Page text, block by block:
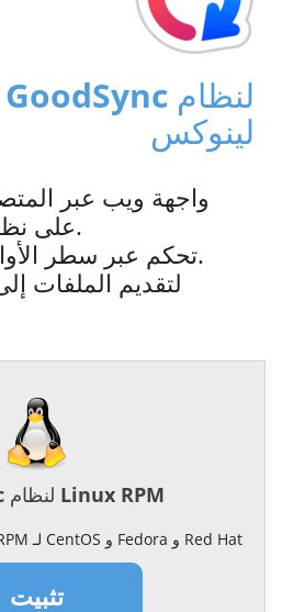
لينوكس
واجهة ويب عبر
على نظام لينوكس (جديد!).
تحكم عبر سطر الأوامر للبرمجة النصية.
GoodSync لنظام Linux RPM
مثبت RPM لـ CentOS و Fedora و Red Hat
تثبيت